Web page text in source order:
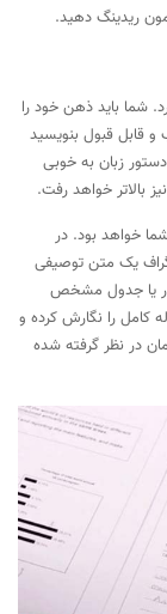
ریدینگ دهید.
شما باید ذهن خود را
قابل قبول بنویسید
زبان به خوبی
بالاتر خواهد رفت.
خواهد بود. در
یک متن توصیفی
یا جدول مشخص
کامل را نگارش کرده و
برای این بخش تنها 60 دقیقه زمان در نظر گرفته شده